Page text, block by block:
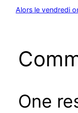
Alors le vendredi
One